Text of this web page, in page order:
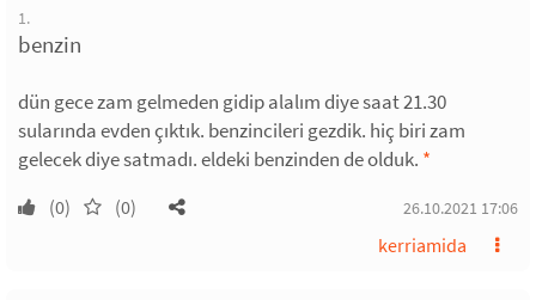
1.
benzin
dün gece zam gelmeden gidip alalım diye saat 21.30
sularında evden çıktık. benzincileri gezdik. hiç biri zam
gelecek diye satmadı. eldeki benzinden de olduk. *
(0) (0) 26.10.2021 17:06
kerriamida